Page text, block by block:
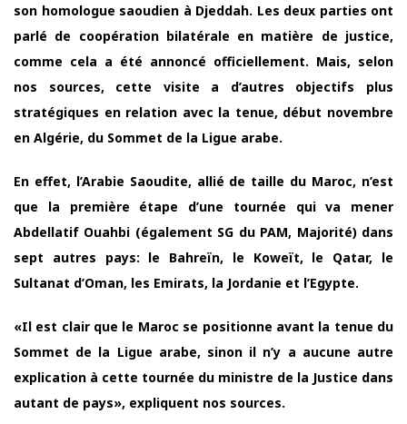
son homologue saoudien à Djeddah. Les deux parties ont
parlé de coopération bilatérale en matière de justice,
comme cela a été annoncé officiellement. Mais, selon
nos sources, cette visite a d’autres objectifs plus
stratégiques en relation avec la tenue, début novembre
en Algérie, du Sommet de la Ligue arabe.
En effet, l’Arabie Saoudite, allié de taille du Maroc, n’est
que la première étape d’une tournée qui va mener
Abdellatif Ouahbi (également SG du PAM, Majorité) dans
sept autres pays: le Bahreïn, le Koweït, le Qatar, le
Sultanat d’Oman, les Emirats, la Jordanie et l’Egypte.
«Il est clair que le Maroc se positionne avant la tenue du
Sommet de la Ligue arabe, sinon il n’y a aucune autre
explication à cette tournée du ministre de la Justice dans
autant de pays», expliquent nos sources.